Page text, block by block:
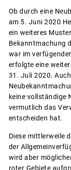
Ob durch eine
am 5. Juni 2020
ein weiteres
Bekanntmachung
war im
erfolgte eine
31. Juli 2020.
keine vollständige
vermutlich das
entscheiden hat.
Diese mittlerweile
der
wird aber
roter Gebiete